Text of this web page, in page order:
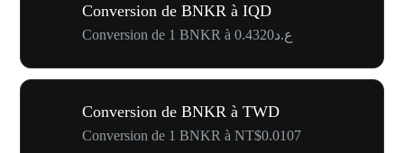
Conversion de BNKR à IQD
Conversion de 1 BNKR à ع.د0.4320
Conversion de BNKR à TWD
Conversion de 1 BNKR à NT$0.0107